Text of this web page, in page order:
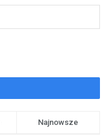
Najnowsze